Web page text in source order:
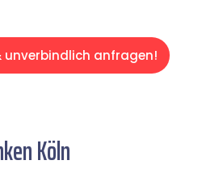
unverbindlich anfragen!
Köln